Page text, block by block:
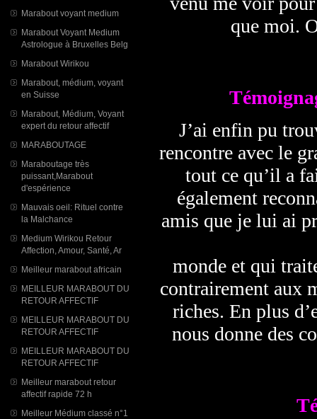
Marabout voyant medium
Marabout Voyant Medium
Astrologue à Bruxelles Belg
Marabout Wirikou
Marabout, médium, voyant
en Suisse
Marabout, Médium, Voyant
expert du retour affectif
MARABOUTAGE
Maraboutage très
puissant,Marabout
d'espérience
Mauvais oeil: Rituel contre
la Malchance
Medium Wirikou Retour
Affection, Amour, Santé, Ar
Meilleur marabout africain
MEILLEUR MARABOUT DU
RETOUR AFFECTIF
MEILLEUR MARABOUT DU
RETOUR AFFECTIF
MEILLEUR MARABOUT DU
RETOUR AFFECTIF
Meilleur marabout retour
affectif rapide 72 h
Meilleur Médium classé n°1
que moi.
J’ai enfin pu
rencontre avec le
tout ce qu’il a
également
amis que je lui ai
monde et qui
contrairement aux
riches. En plus
nous donne des